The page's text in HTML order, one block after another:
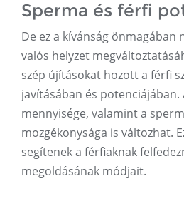
Sperma és férfi
De ez a kívánság önmagában
valós helyzet
szép újításokat hozott a férfi
javításában és
mennyisége, valamint a
mozgékonysága is változhat.
segítenek a férfiaknak
megoldásának módjait.